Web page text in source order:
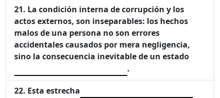
La condición interna de corrupción y los
actos externos, son inseparables: los hechos
malos de una persona no son errores
accidentales causados por mera negligencia,
sino la consecuencia inevitable de un estado
.
Esta estrecha